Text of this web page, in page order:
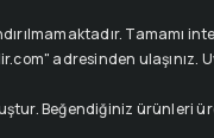
Tamamı
adresinden ulaşınız.
Beğendiğiniz ürünleri